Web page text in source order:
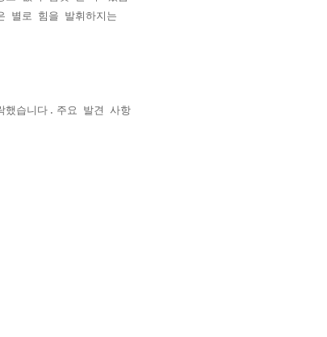
별로 힘을 발휘하지는
했습니다 . 주요 발견 사항